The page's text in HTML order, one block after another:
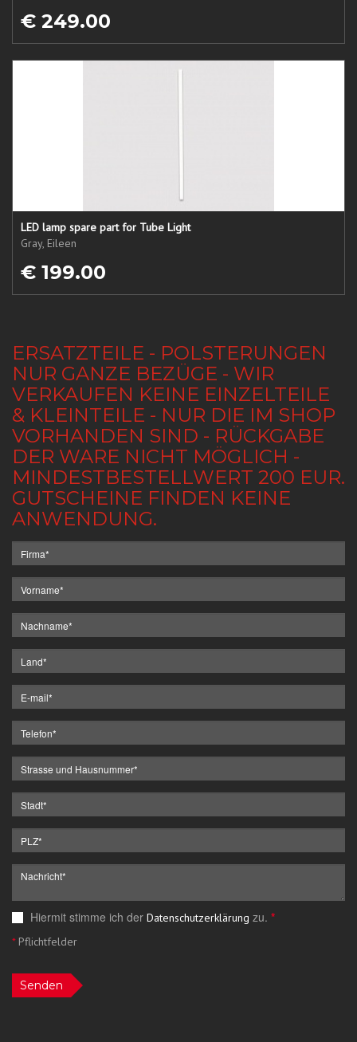
€ 249.00
LED lamp spare part for Tube Light
Gray, Eileen
€ 199.00
ERSATZTEILE - POLSTERUNGEN
NUR GANZE BEZÜGE - WIR
VERKAUFEN KEINE EINZELTEILE
& KLEINTEILE - NUR DIE IM SHOP
VORHANDEN SIND - RÜCKGABE
DER WARE NICHT MÖGLICH -
MINDESTBESTELLWERT 200 EUR.
GUTSCHEINE FINDEN KEINE
ANWENDUNG.
Hiermit stimme ich der Datenschutzerklärung zu. *
*Pflichtfelder
Senden